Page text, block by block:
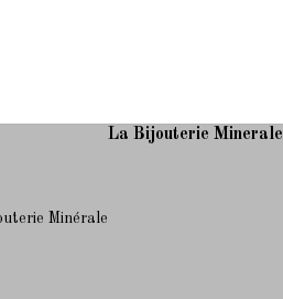
Minérale
La Bijouterie Minerale